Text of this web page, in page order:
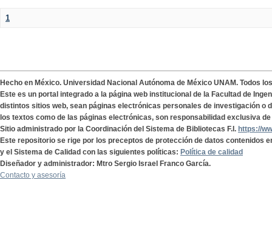
1
Hecho en México. Universidad Nacional Autónoma de México UNAM. Todos
Este es un portal integrado a la página web institucional de la Facultad de
distintos sitios web, sean páginas electrónicas personales de investigación o
los textos como de las páginas electrónicas, son responsabilidad exclusiva
Sitio administrado por la Coordinación del Sistema de Bibliotecas F.I. https://
Este repositorio se rige por los preceptos de protección de datos contenidos
y el Sistema de Calidad con las siguientes políticas: Política de calidad
Diseñador y administrador: Mtro Sergio Israel Franco García.
Contacto y asesoría